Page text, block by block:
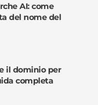
AI: come
del nome del
il dominio per
completa